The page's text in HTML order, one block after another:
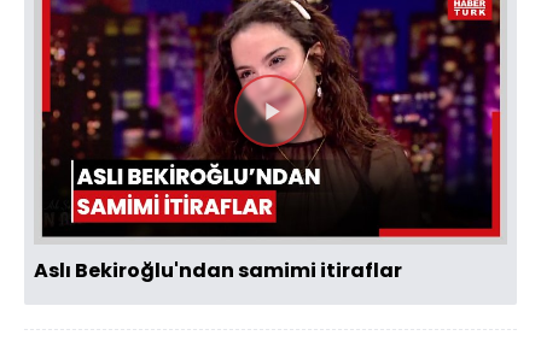
Videoyu
Oynat
Aslı Bekiroğlu'ndan samimi itiraflar